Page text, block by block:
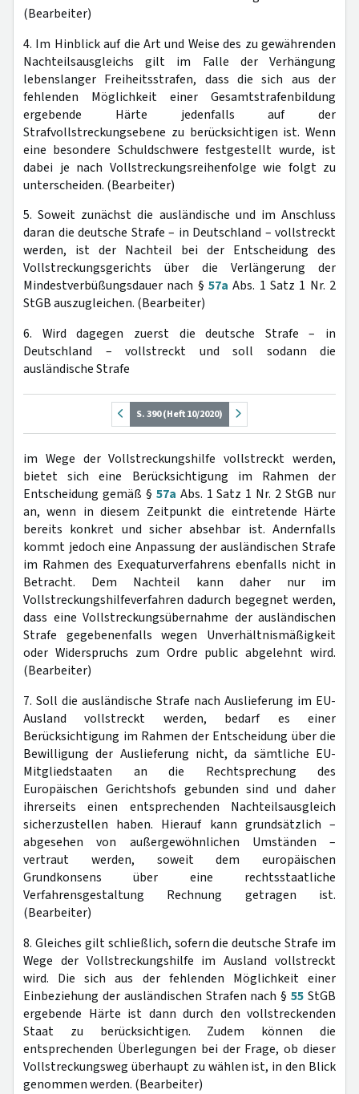
(Bearbeiter)
4. Im Hinblick auf die Art und Weise des zu gewährenden
Nachteilsausgleichs gilt im Falle der Verhängung
lebenslanger Freiheitsstrafen, dass die sich aus der
fehlenden Möglichkeit einer Gesamtstrafenbildung
ergebende Härte jedenfalls auf der
Strafvollstreckungsebene zu berücksichtigen ist. Wenn
eine besondere Schuldschwere festgestellt wurde, ist
dabei je nach Vollstreckungsreihenfolge wie folgt zu
unterscheiden. (Bearbeiter)
5. Soweit zunächst die ausländische und im Anschluss
daran die deutsche Strafe – in Deutschland – vollstreckt
werden, ist der Nachteil bei der Entscheidung des
Vollstreckungsgerichts über die Verlängerung der
Mindestverbüßungsdauer nach § 57a Abs. 1 Satz 1 Nr. 2
StGB auszugleichen. (Bearbeiter)
6. Wird dagegen zuerst die deutsche Strafe – in
Deutschland – vollstreckt und soll sodann die
ausländische Strafe
S. 390 (Heft 10/2020)
im Wege der Vollstreckungshilfe vollstreckt werden,
bietet sich eine Berücksichtigung im Rahmen der
Entscheidung gemäß § 57a Abs. 1 Satz 1 Nr. 2 StGB nur
an, wenn in diesem Zeitpunkt die eintretende Härte
bereits konkret und sicher absehbar ist. Andernfalls
kommt jedoch eine Anpassung der ausländischen Strafe
im Rahmen des Exequaturverfahrens ebenfalls nicht in
Betracht. Dem Nachteil kann daher nur im
Vollstreckungshilfeverfahren dadurch begegnet werden,
dass eine Vollstreckungsübernahme der ausländischen
Strafe gegebenenfalls wegen Unverhältnismäßigkeit
oder Widerspruchs zum Ordre public abgelehnt wird.
(Bearbeiter)
7. Soll die ausländische Strafe nach Auslieferung im EU-
Ausland vollstreckt werden, bedarf es einer
Berücksichtigung im Rahmen der Entscheidung über die
Bewilligung der Auslieferung nicht, da sämtliche EU-
Mitgliedstaaten an die Rechtsprechung des
Europäischen Gerichtshofs gebunden sind und daher
ihrerseits einen entsprechenden Nachteilsausgleich
sicherzustellen haben. Hierauf kann grundsätzlich –
abgesehen von außergewöhnlichen Umständen –
vertraut werden, soweit dem europäischen
Grundkonsens über eine rechtsstaatliche
Verfahrensgestaltung Rechnung getragen ist.
(Bearbeiter)
8. Gleiches gilt schließlich, sofern die deutsche Strafe im
Wege der Vollstreckungshilfe im Ausland vollstreckt
wird. Die sich aus der fehlenden Möglichkeit einer
Einbeziehung der ausländischen Strafen nach §55 StGB
ergebende Härte ist dann durch den vollstreckenden
Staat zu berücksichtigen. Zudem können die
entsprechenden Überlegungen bei der Frage, ob dieser
Vollstreckungsweg überhaupt zu wählen ist, in den Blick
genommen werden. (Bearbeiter)